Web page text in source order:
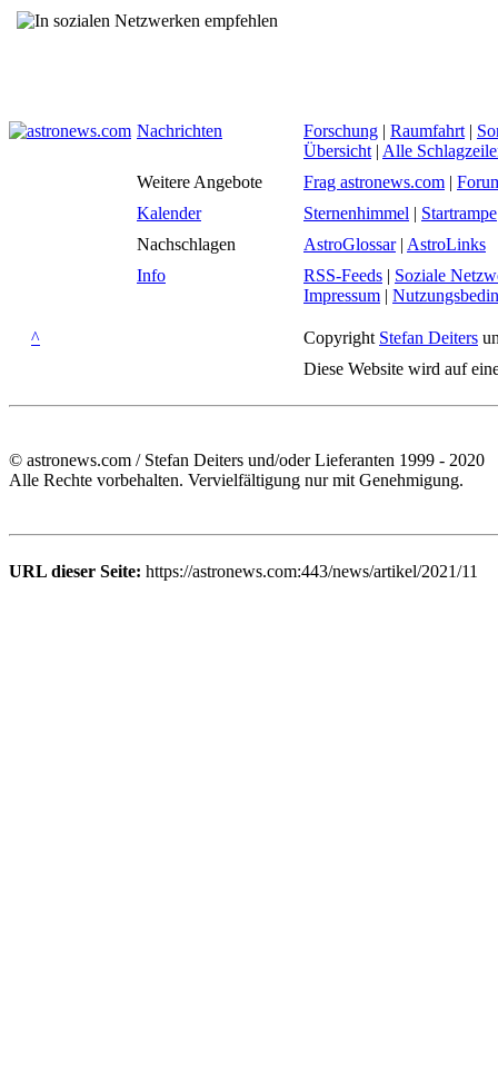
Nachrichten Forschung | Raumfahrt |
Übersicht | Alle
Weitere Angebote
Frag astronews.com |
Kalender
Sternenhimmel | Startrampe
Nachschlagen
AstroGlossar| AstroLinks
Info
RSS-Feeds | Soziale
Impressum |
^ Copyright Stefan Deiters
Diese Website wird auf
© astronews.com / Stefan Deiters und/oder Lieferanten 1999 - 2020
Alle Rechte vorbehalten. Vervielfältigung nur mit Genehmigung.
URL dieser Seite: https://astronews.com:443/news/artikel/2021/11